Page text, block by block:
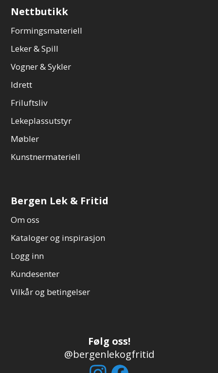
Nettbutikk
Formingsmateriell
Leker & Spill
Vogner & Sykler
Idrett
Friluftsliv
Lekeplassutstyr
Møbler
Kunstnermateriell
Bergen Lek & Fritid
Om oss
Kataloger og inspirasjon
Logg inn
Kundesenter
Vilkår og betingelser
Følg oss!
@bergenlekogfritid